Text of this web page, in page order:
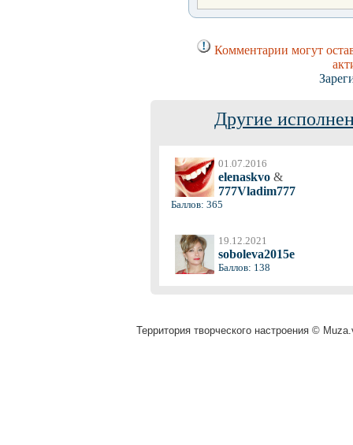
Комментарии могут
Другие
01.07.2016
elenaskvo &
777Vladim777
Баллов: 365
19.12.2021
soboleva2015e
Баллов: 138
Территория творческого настроения ©